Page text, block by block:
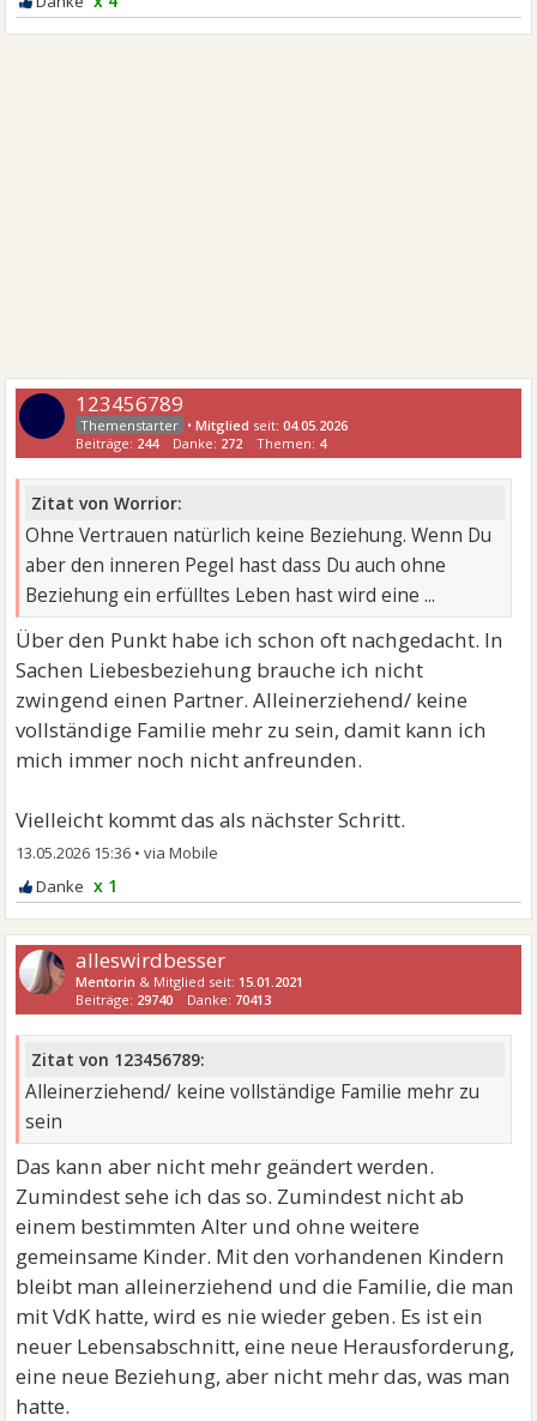
123456789
•Mitglied seit:04.05.2026
Beiträge: 244 Danke: 272 Themen: 4
Zitat von Worrior:
Ohne Vertrauen natürlich keine Beziehung. Wenn Du
aber den inneren Pegel hast dass Du auch ohne
Beziehung ein erfülltes Leben hast wird eine ...
Über den Punkt habe ich schon oft nachgedacht. In
Sachen Liebesbeziehung brauche ich nicht
zwingend einen Partner. Alleinerziehend/ keine
vollständige Familie mehr zu sein, damit kann ich
mich immer noch nicht anfreunden.
Vielleicht kommt das als nächster Schritt.
13.05.2026 15:36 •
x 1
alleswirdbesser
Mentorin & Mitglied seit: 15.01.2021
Beiträge: 29740 Danke: 70413
Zitat von 123456789:
Alleinerziehend/ keine vollständige Familie mehr zu
sein
Das kann aber nicht mehr geändert werden.
Zumindest sehe ich das so. Zumindest nicht ab
einem bestimmten Alter und ohne weitere
gemeinsame Kinder. Mit den vorhandenen Kindern
bleibt man alleinerziehend und die Familie, die man
mit VdK hatte, wird es nie wieder geben. Es ist ein
neuer Lebensabschnitt, eine neue Herausforderung,
eine neue Beziehung, aber nicht mehr das, was man
hatte.